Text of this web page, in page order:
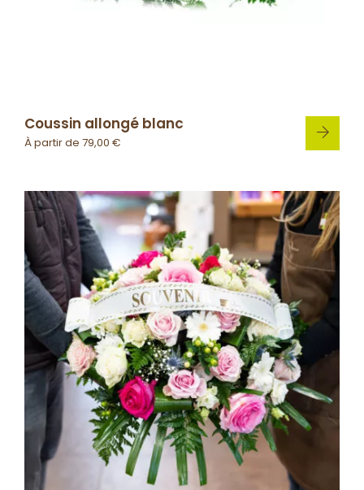
Coussin allongé blanc
À partir de 79,00 €